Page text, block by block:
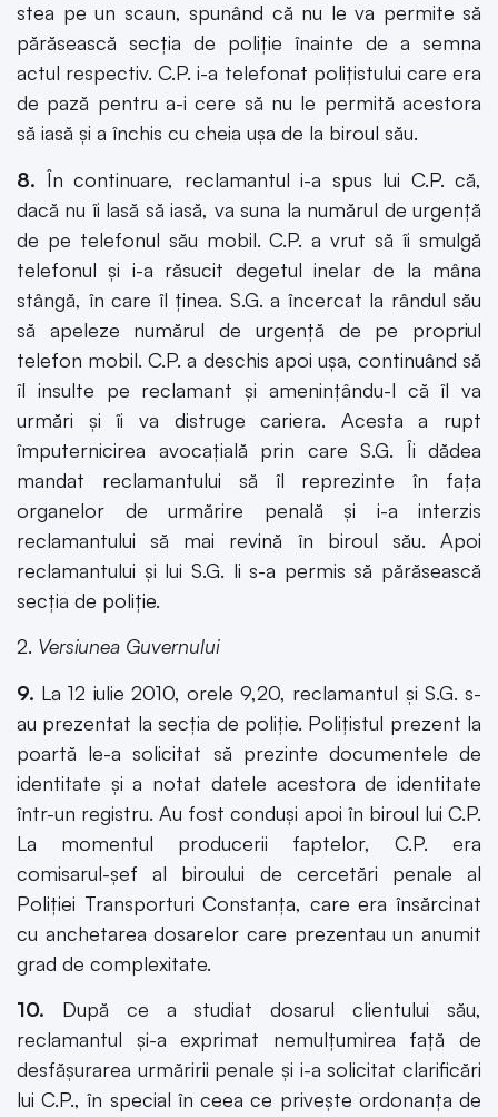
stea pe un scaun, spunând că nu le va permite să
părăsească secţia de poliţie înainte de a semna
actul respectiv. C.P. i-a telefonat poliţistului care era
de pază pentru a-i cere să nu le permită acestora
să iasă şi a închis cu cheia uşa de la biroul său.
8. În continuare, reclamantul i-a spus lui C.P. că,
dacă nu îi lasă să iasă, va suna la numărul de urgenţă
de pe telefonul său mobil. C.P. a vrut să îi smulgă
telefonul şi i-a răsucit degetul inelar de la mâna
stângă, în care îl ţinea. S.G. a încercat la rândul său
să apeleze numărul de urgenţă de pe propriul
telefon mobil. C.P. a deschis apoi uşa, continuând să
îl insulte pe reclamant şi ameninţându-l că îl va
urmări şi îi va distruge cariera. Acesta a rupt
împuternicirea avocaţială prin care S.G. Îi dădea
mandat reclamantului să îl reprezinte în faţa
organelor de urmărire penală şi i-a interzis
reclamantului să mai revină în biroul său. Apoi
reclamantului şi lui S.G. li s-a permis să părăsească
secţia de poliţie.
2. Versiunea Guvernului
9. La 12 iulie 2010, orele 9,20, reclamantul şi S.G. s-
au prezentat la secţia de poliţie. Poliţistul prezent la
poartă le-a solicitat să prezinte documentele de
identitate şi a notat datele acestora de identitate
într-un registru. Au fost conduşi apoi în biroul lui C.P.
La momentul producerii faptelor, C.P. era
comisarul-şef al biroului de cercetări penale al
Poliţiei Transporturi Constanţa, care era însărcinat
cu anchetarea dosarelor care prezentau un anumit
grad de complexitate.
10. După ce a studiat dosarul clientului său,
reclamantul şi-a exprimat nemulţumirea faţă de
desfăşurarea urmăririi penale şi i-a solicitat clarificări
lui C.P., în special în ceea ce priveşte ordonanţa de